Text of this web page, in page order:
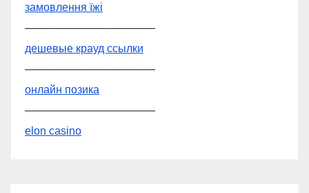
замовлення їжі
–––––––––––––––––––––
дешевые крауд ссылки
–––––––––––––––––––––
онлайн позика
–––––––––––––––––––––
elon casino